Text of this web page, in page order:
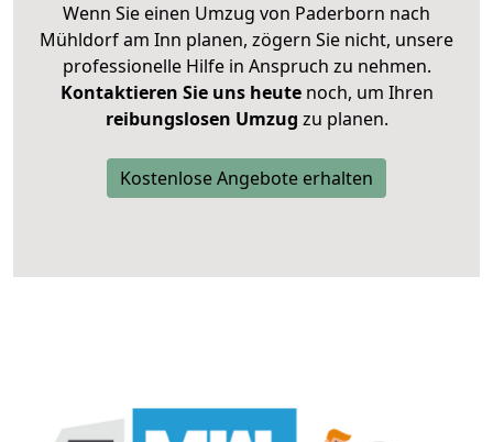
Wenn Sie einen Umzug von Paderborn nach
Mühldorf am Inn planen, zögern Sie nicht, unsere
professionelle Hilfe in Anspruch zu nehmen.
Kontaktieren Sie uns heutenoch, um Ihren
reibungslosen Umzug zu planen.
Kostenlose Angebote erhalten